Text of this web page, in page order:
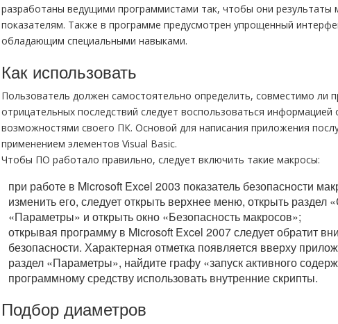
разработаны ведущими программистами так, чтобы они результаты
показателям. Также в программе предусмотрен упрощенный
обладающим специальными навыками.
Как использовать
Пользователь должен самостоятельно определить, совместимо ли
отрицательных последствий следует воспользоваться информацией
возможностями своего ПК. Основой для написания приложения
применением элементов Visual Basic.
Чтобы ПО работало правильно, следует включить такие макросы:
при работе в Microsoft Excel 2003 показатель безопасности
изменить его, следует открыть верхнее меню, открыть раздел
«Параметры» и открыть окно «Безопасность макросов»;
открывая программу в Microsoft Excel 2007 следует обратит
безопасности. Характерная отметка появляется вверху
раздел «Параметры», найдите графу «запуск активного
программному средству использовать внутренние скрипты.
Подбор диаметров